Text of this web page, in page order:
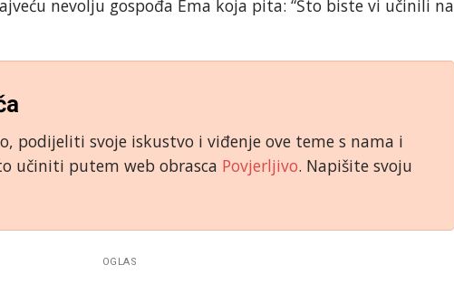
nevolju gospođa Ema koja pita: “Što biste vi učinili na
podijeliti svoje iskustvo i viđenje ove teme s nama i
učiniti putem web obrasca Povjerljivo. Napišite svoju
OGLAS